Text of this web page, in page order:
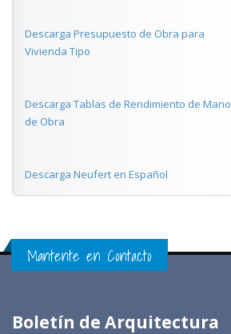
Descarga Presupuesto de Obra para
Vivienda Tipo
Descarga Tablas de Rendimiento de Mano
de Obra
Descarga Neufert en Español
Mantente en Contacto
Boletín de Arquitectura